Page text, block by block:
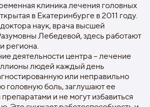
клиника лечения головных
в Екатеринбурге в 2011 году.
наук, врача высшей
Лебедевой, здесь работают
региона.
деятельности центра – лечение
людей каждый день
или неправильно
головную боль, заглушают ее
и не могут избавиться